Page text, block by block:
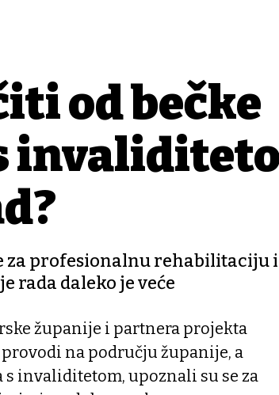
od bečke
za profesionalnu rehabilitaciju i
rada daleko je veće
županije i partnera projekta
provodi na području županije, a
invaliditetom, upoznali su se za